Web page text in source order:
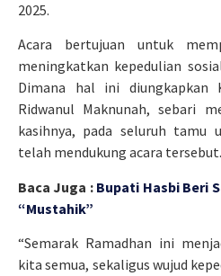
2025.
Acara bertujuan untuk
meningkatkan kepedulian
Dimana hal ini diungkapkan
Ridwanul Maknunah, sebari
kasihnya, pada seluruh tamu
telah mendukung acara tersebut.
Baca Juga : Bupati Hasbi Beri
“Mustahik”
“Semarak Ramadhan ini
kita semua, sekaligus wujud